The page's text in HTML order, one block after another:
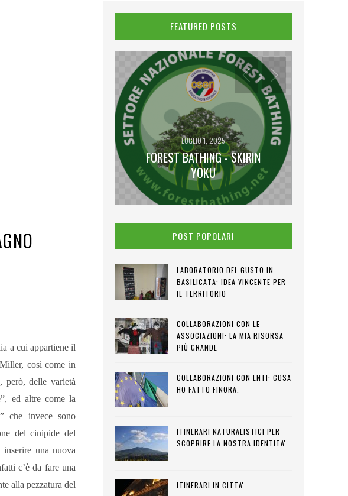
a cui appartiene il
Miller, così come in
delle varietà
ed altre come la
che invece sono
del cinipide del
una nuova
c’è da fare una
alla pezzatura del
FEATURED POSTS
LUGLIO 1, 2025
FOREST BATHING - SKIRIN
YOKU
POST POPOLARI
LABORATORIO DEL GUSTO IN
BASILICATA: IDEA VINCENTE PER
IL TERRITORIO
COLLABORAZIONI CON LE
ASSOCIAZIONI: LA MIA RISORSA
PIÙ GRANDE
COLLABORAZIONI CON ENTI: COSA
HO FATTO FINORA.
ITINERARI NATURALISTICI PER
SCOPRIRE LA NOSTRA IDENTITA'
ITINERARI IN CITTA'